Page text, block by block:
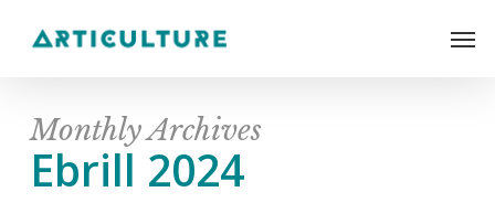
Monthly Archives
Ebrill 2024